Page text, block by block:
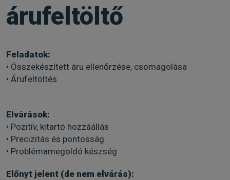
árufeltöltő
Feladatok:
• Összekészített áru ellenőrzése, csomagolása
• Árufeltöltés
Elvárások:
• Pozitív, kitartó hozzáállás
• Precizitás és pontosság
• Problémamegoldó készség
Előnyt jelent (de nem elvárás):